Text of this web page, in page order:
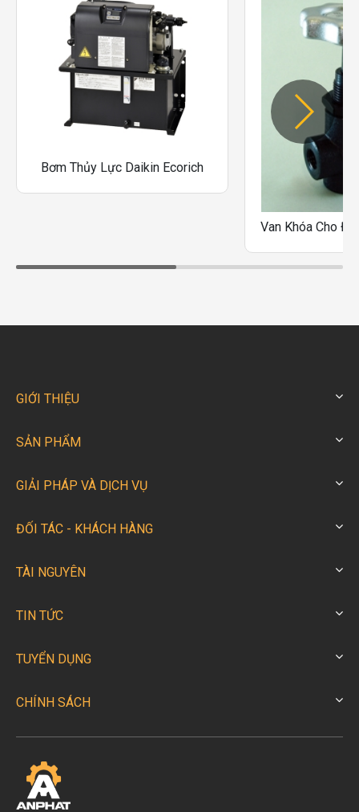
Bơm Thủy Lực Daikin Ecorich
GIỚI THIỆU
SẢN PHẨM
GIẢI PHÁP VÀ DỊCH VỤ
ĐỐI TÁC - KHÁCH HÀNG
TÀI NGUYÊN
TIN TỨC
TUYỂN DỤNG
CHÍNH SÁCH